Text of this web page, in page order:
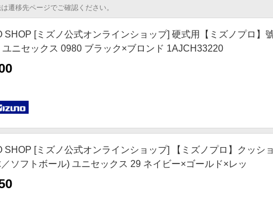
遷移先ページでご確認ください。
SHOP [ミズノ公式オンラインショップ] 硬式用【ミズノプロ】
ユニセックス 0980 ブラック×ブロンド 1AJCH33220
SHOP [ミズノ公式オンラインショップ] 【ミズノプロ】クッシ
ソフトボール) ユニセックス 29 ネイビー×ゴールド×レッ